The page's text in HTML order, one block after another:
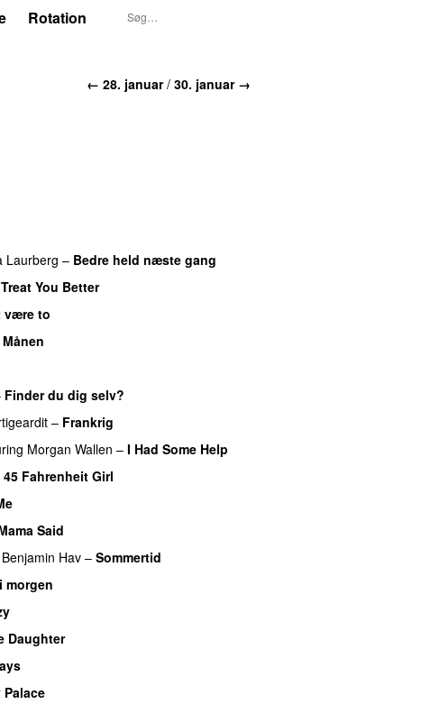
Rotation
← 28. januar/ 30. januar →
Laurberg – Bedre held næste gang
Treat You Better
være to
Finder du dig selv?
– Frankrig
Morgan Wallen – I Had Some Help
45 Fahrenheit Girl
Said
Benjamin Hav – Sommertid
morgen
Daughter
Palace